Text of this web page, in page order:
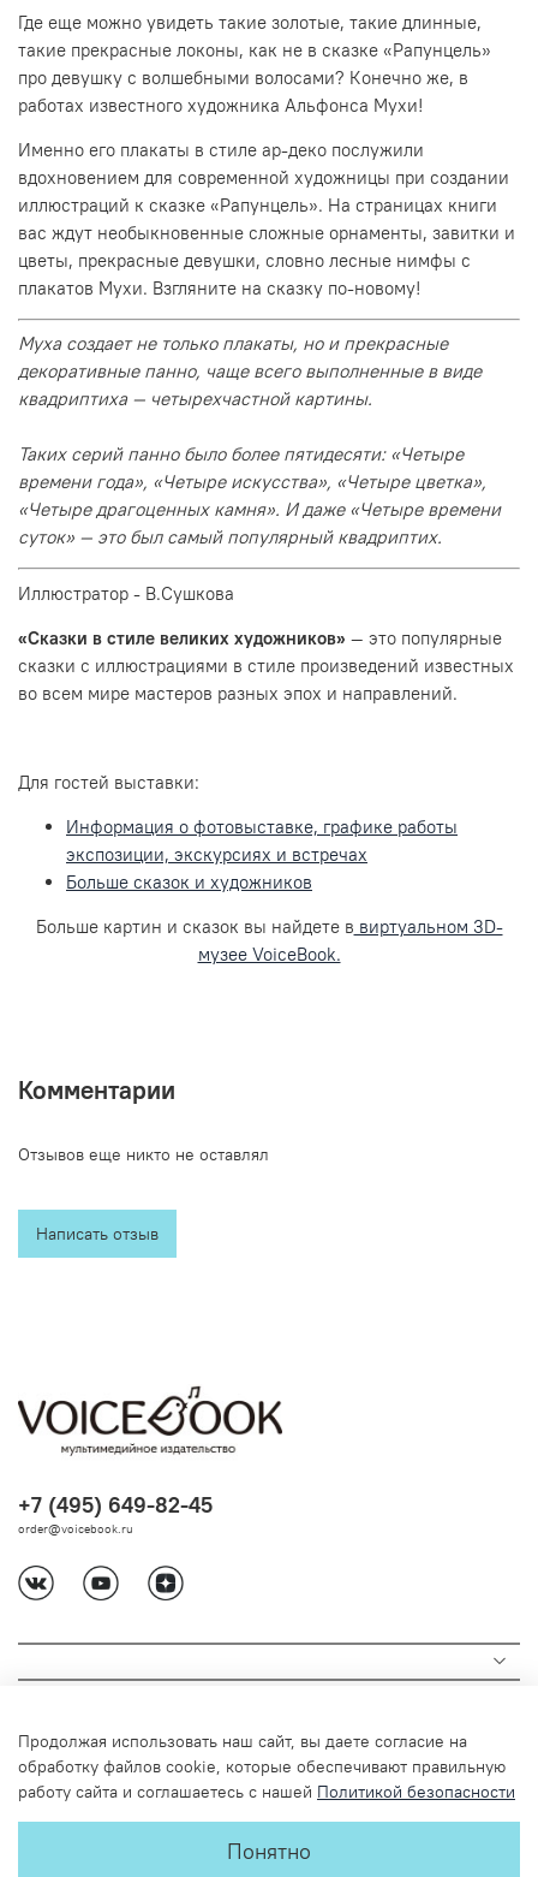
Где еще можно увидеть такие золотые, такие длинные,
такие прекрасные локоны, как не в сказке «Рапунцель»
про девушку с волшебными волосами? Конечно же, в
работах известного художника Альфонса Мухи!
Именно его плакаты в стиле ар-деко послужили
вдохновением для современной художницы при создании
иллюстраций к сказке «Рапунцель». На страницах книги
вас ждут необыкновенные сложные орнаменты, завитки и
цветы, прекрасные девушки, словно лесные нимфы с
плакатов Мухи. Взгляните на сказку по-новому!
Муха создает не только плакаты, но и прекрасные
декоративные панно, чаще всего выполненные в виде
квадриптиха — четырехчастной картины.
Таких серий панно было более пятидесяти: «Четыре
времени года», «Четыре искусства», «Четыре цветка»,
«Четыре драгоценных камня». И даже «Четыре времени
суток» — это был самый популярный квадриптих.
Иллюстратор - В.Сушкова
«Сказки в стиле великих художников» — это популярные
сказки с иллюстрациями в стиле произведений известных
во всем мире мастеров разных эпох и направлений.
Для гостей выставки:
Информация о фотовыставке, графике работы
экспозиции, экскурсиях и встречах
Больше сказок и художников
Больше картин и сказок вы найдете в виртуальном 3D-
музее VoiceBook.
Комментарии
Отзывов еще никто не оставлял
Написать отзыв
+7 (495) 649-82-45
order@voicebook.ru
Продолжая использовать наш сайт, вы даете согласие на
обработку файлов cookie, которые обеспечивают правильную
работу сайта и соглашаетесь с нашей Политикой безопасности
Понятно